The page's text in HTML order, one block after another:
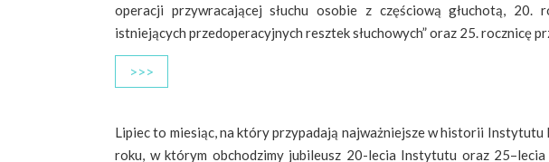
operacji przywracającej słuchu osobie z częściową głuchotą, 20.
istniejących przedoperacyjnych resztek słuchowych” oraz 25. rocznicę
>>>
Lipiec to miesiąc, na który przypadają najważniejsze w historii
roku, w którym obchodzimy jubileusz 20-lecia Instytutu oraz